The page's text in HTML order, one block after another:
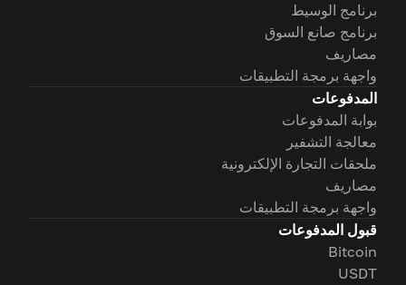
برنامج الوسيط
برنامج صانع السوق
مصاريف
واجهة برمجة التطبيقات
المدفوعات
بوابة المدفوعات
معالجة التشفير
ملحقات التجارة الإلكترونية
مصاريف
واجهة برمجة التطبيقات
قبول المدفوعات
Bitcoin
USDT